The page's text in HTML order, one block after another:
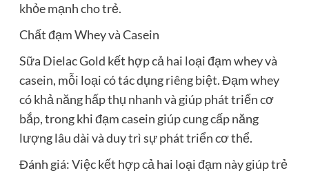
khỏe mạnh cho trẻ.
Chất đạm Whey và Casein
Sữa Dielac Gold kết hợp cả hai loại đạm whey và
casein, mỗi loại có tác dụng riêng biệt. Đạm whey
có khả năng hấp thụ nhanh và giúp phát triển cơ
bắp, trong khi đạm casein giúp cung cấp năng
lượng lâu dài và duy trì sự phát triển cơ thể.
Đánh giá: Việc kết hợp cả hai loại đạm này giúp trẻ